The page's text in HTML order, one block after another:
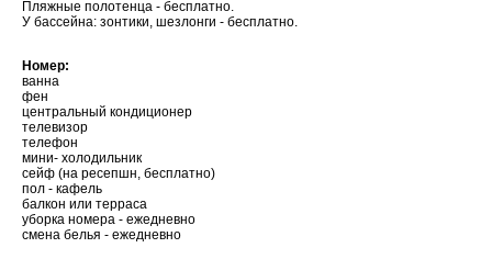
Пляжные полотенца - бесплатно.
У бассейна: зонтики, шезлонги - бесплатно.
Номер:
ванна
фен
центральный кондиционер
телевизор
телефон
мини- холодильник
сейф (на ресепшн, бесплатно)
пол - кафель
балкон или терраса
уборка номера - ежедневно
смена белья - ежедневно